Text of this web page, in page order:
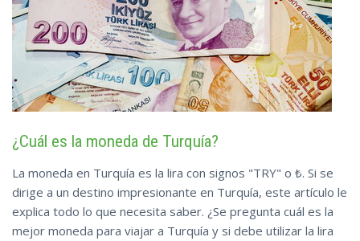
¿Cuál es la moneda de Turquía?
La moneda en Turquía es la lira con signos "TRY" o ₺. Si se
dirige a un destino impresionante en Turquía, este artículo le
explica todo lo que necesita saber. ¿Se pregunta cuál es la
mejor moneda para viajar a Turquía y si debe utilizar la lira